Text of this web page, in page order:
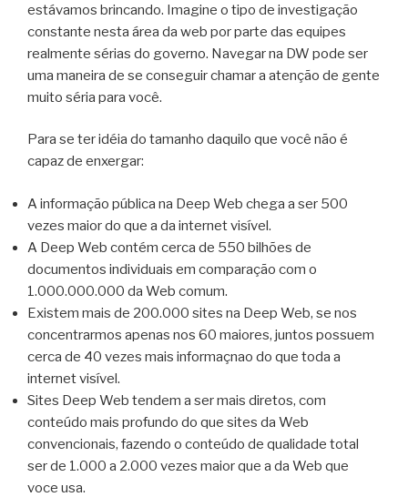
estávamos brincando. Imagine o tipo de investigação
constante nesta área da web por parte das equipes
realmente sérias do governo. Navegar na DW pode ser
uma maneira de se conseguir chamar a atenção de gente
muito séria para você.
Para se ter idéia do tamanho daquilo que você não é
capaz de enxergar:
A informação pública na Deep Web chega a ser 500
vezes maior do que a da internet visível.
A Deep Web contém cerca de 550 bilhões de
documentos individuais em comparação com o
1.000.000.000 da Web comum.
Existem mais de 200.000 sites na Deep Web, se nos
concentrarmos apenas nos 60 maiores, juntos possuem
cerca de 40 vezes mais informaçnao do que toda a
internet visível.
Sites Deep Web tendem a ser mais diretos, com
conteúdo mais profundo do que sites da Web
convencionais, fazendo o conteúdo de qualidade total
ser de 1.000 a 2.000 vezes maior que a da Web que
voce usa.